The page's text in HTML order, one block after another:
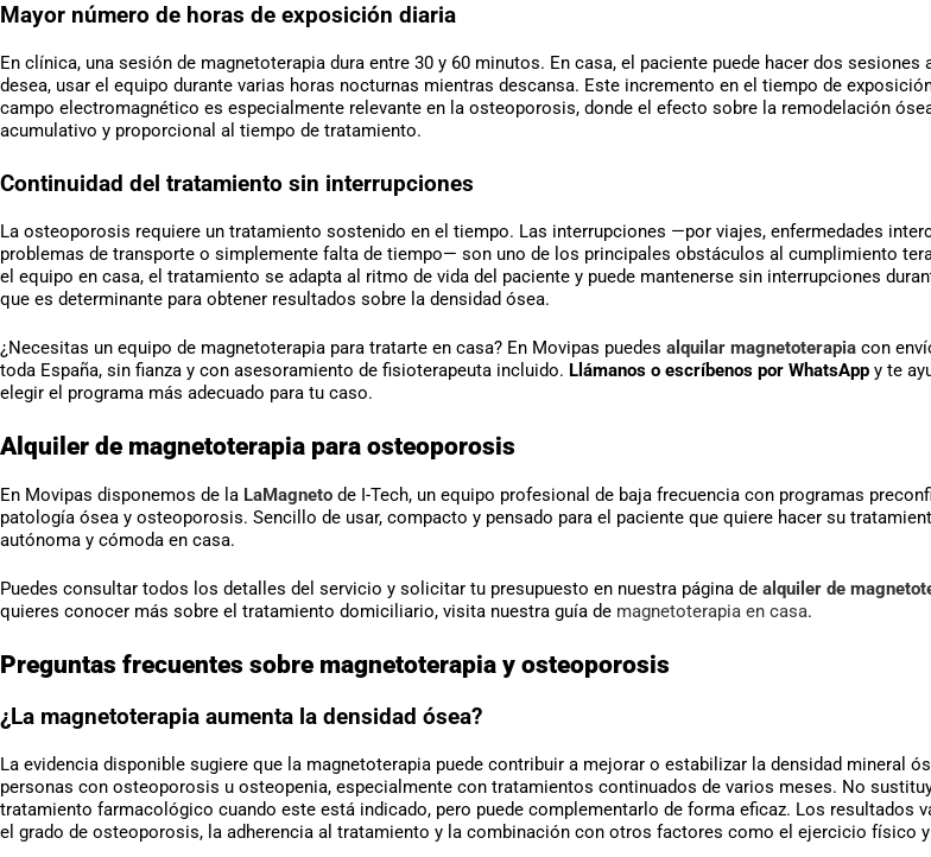
Mayor número de horas de exposición diaria
En clínica, una sesión de magnetoterapia dura entre 30 y 60 minutos. En casa, el paciente puede hacer dos sesiones
desea, usar el equipo durante varias horas nocturnas mientras descansa. Este incremento en el tiempo de
campo electromagnético es especialmente relevante en la osteoporosis, donde el efecto sobre la remodelación
acumulativo y proporcional al tiempo de tratamiento.
Continuidad del tratamiento sin interrupciones
La osteoporosis requiere un tratamiento sostenido en el tiempo. Las interrupciones —por viajes, enfermedades
problemas de transporte o simplemente falta de tiempo— son uno de los principales obstáculos al cumplimiento
el equipo en casa, el tratamiento se adapta al ritmo de vida del paciente y puede mantenerse sin interrupciones
que es determinante para obtener resultados sobre la densidad ósea.
¿Necesitas un equipo de magnetoterapia para tratarte en casa? En Movipas puedes alquilar magnetoterapia con
toda España, sin fianza y con asesoramiento de fisioterapeuta incluido. Llámanos o escríbenos por WhatsApp y te
elegir el programa más adecuado para tu caso.
Alquiler de magnetoterapia para osteoporosis
En Movipas disponemos de la LaMagneto de I-Tech, un equipo profesional de baja frecuencia con programas
patología ósea y osteoporosis. Sencillo de usar, compacto y pensado para el paciente que quiere hacer su
autónoma y cómoda en casa.
Puedes consultar todos los detalles del servicio y solicitar tu presupuesto en nuestra página de alquiler de
quieres conocer más sobre el tratamiento domiciliario, visita nuestra guía de magnetoterapia en casa.
Preguntas frecuentes sobre magnetoterapia y osteoporosis
¿La magnetoterapia aumenta la densidad ósea?
La evidencia disponible sugiere que la magnetoterapia puede contribuir a mejorar o estabilizar la densidad mineral
personas con osteoporosis u osteopenia, especialmente con tratamientos continuados de varios meses. No
tratamiento farmacológico cuando este está indicado, pero puede complementarlo de forma eficaz. Los resultados
el grado de osteoporosis, la adherencia al tratamiento y la combinación con otros factores como el ejercicio físico